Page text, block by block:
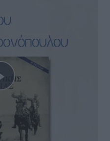
Play
Video